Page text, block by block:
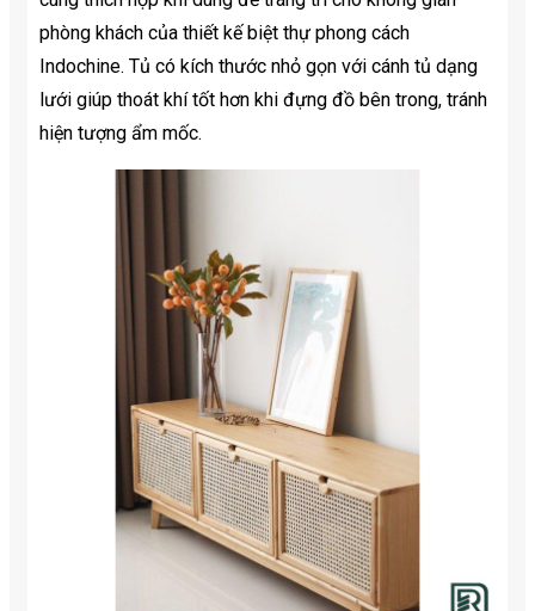
phòng khách của thiết kế biệt thự phong cách
Indochine. Tủ có kích thước nhỏ gọn với cánh tủ dạng
lưới giúp thoát khí tốt hơn khi đựng đồ bên trong, tránh
hiện tượng ẩm mốc.